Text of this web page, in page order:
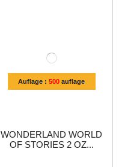
Auflage :500 auflage
WONDERLAND WORLD
OF STORIES 2 OZ...